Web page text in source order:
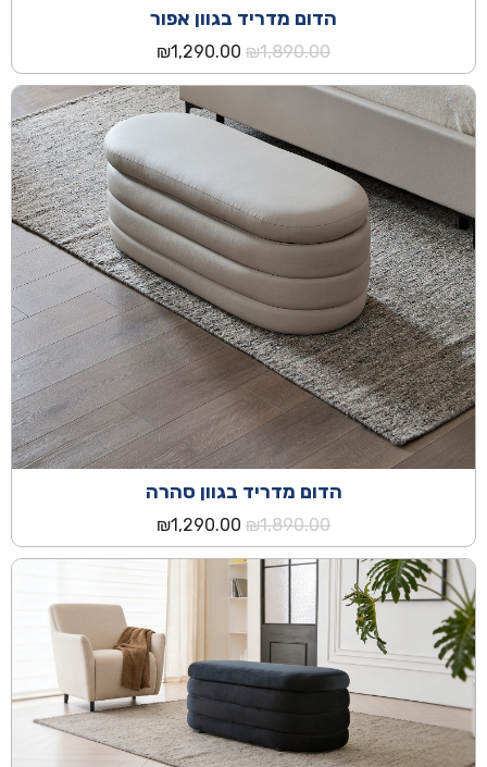
הדום מדריד בגוון אפור
₪1,890.00
המחיר
המקורי
היה:
₪1,890.00.
₪1,290.00
הנוכחי
הוא:
₪1,290.00.
הדום מדריד בגוון סהרה
₪1,890.00
המחיר
המקורי
היה:
₪1,890.00.
₪1,290.00
הנוכחי
הוא: